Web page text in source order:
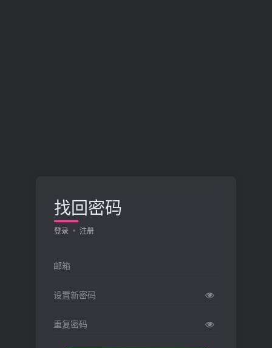
找回密码
登录 注册
邮箱
设置新密码
重复密码